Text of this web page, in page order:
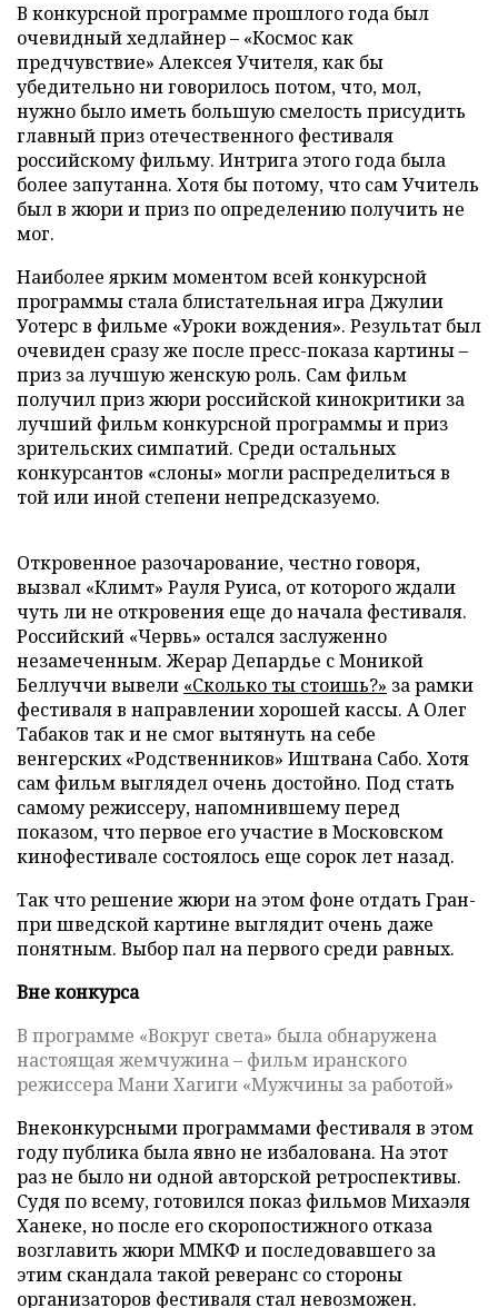
В конкурсной программе прошлого года был
очевидный хедлайнер – «Космос как
предчувствие» Алексея Учителя, как бы
убедительно ни говорилось потом, что, мол,
нужно было иметь большую смелость присудить
главный приз отечественного фестиваля
российскому фильму. Интрига этого года была
более запутанна. Хотя бы потому, что сам Учитель
был в жюри и приз по определению получить не
мог.
Наиболее ярким моментом всей конкурсной
программы стала блистательная игра Джулии
Уотерс в фильме «Уроки вождения». Результат был
очевиден сразу же после пресс-показа картины –
приз за лучшую женскую роль. Сам фильм
получил приз жюри российской кинокритики за
лучший фильм конкурсной программы и приз
зрительских симпатий. Среди остальных
конкурсантов «слоны» могли распределиться в
той или иной степени непредсказуемо.
Откровенное разочарование, честно говоря,
вызвал «Климт» Рауля Руиса, от которого ждали
чуть ли не откровения еще до начала фестиваля.
Российский «Червь» остался заслуженно
незамеченным. Жерар Депардье с Моникой
Беллуччи вывели «Сколько ты стоишь?» за рамки
фестиваля в направлении хорошей кассы. А Олег
Табаков так и не смог вытянуть на себе
венгерских «Родственников» Иштвана Сабо. Хотя
сам фильм выглядел очень достойно. Под стать
самому режиссеру, напомнившему перед
показом, что первое его участие в Московском
кинофестивале состоялось еще сорок лет назад.
Так что решение жюри на этом фоне отдать Гран-
при шведской картине выглядит очень даже
понятным. Выбор пал на первого среди равных.
Вне конкурса
В программе «Вокруг света» была обнаружена
настоящая жемчужина – фильм иранского
режиссера Мани Хагиги «Мужчины за работой»
Внеконкурсными программами фестиваля в этом
году публика была явно не избалована. На этот
раз не было ни одной авторской ретроспективы.
Судя по всему, готовился показ фильмов Михаэля
Ханеке, но после его скоропостижного отказа
возглавить жюри ММКФ и последовавшего за
этим скандала такой реверанс со стороны
организаторов фестиваля стал невозможен.